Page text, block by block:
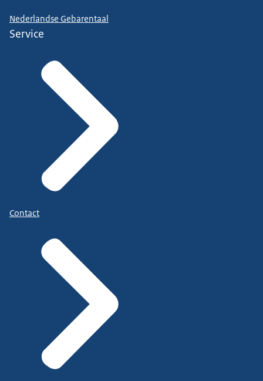
Nederlandse Gebarentaal
Service
Contact